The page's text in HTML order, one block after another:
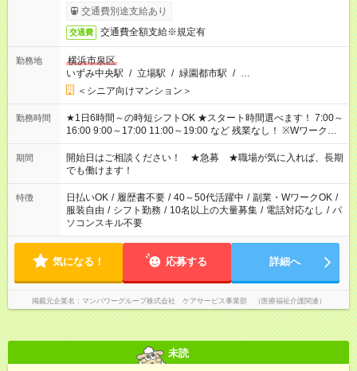
完了次第のお支払いとなります。
交通費別途支給あり
交通費 交通費全額支給※規定有
勤務地
横浜市泉区
いずみ中央駅 / 立場駅 / 緑園都市駅 / …
＜シニア向けマンション＞
勤務時間
★1日6時間～の時短シフトOK ★スタート時間選べます！ 7:00～
16:00 9:00～17:00 11:00～19:00 など 残業なし！ ※Wワークの
場合、他のお仕事と合わせ週40時間超の就業はご案内できませ
ん ※法令に基づき、週20時間以上勤務は社会保険への加入対象
となります ※労働者派遣法（日雇い派遣の原則禁止）により、
短時間・短期間の就業はご案内が難しい場合があります
期間
開始日はご相談ください！ ★急募 ★職場が気に入れば、長期
でも働けます！
特徴 日払いOK / 履歴書不要 / 40～50代活躍中 / 副業・WワークOK /
服装自由 / シフト勤務 / 10名以上の大量募集 / 電話対応なし / パ
ソコンスキル不要
気になる！ 応募する 詳細へ
掲載元企業名 マンパワーグループ株式会社 ケアサービス事業部 （医療福祉介護関連）
未読